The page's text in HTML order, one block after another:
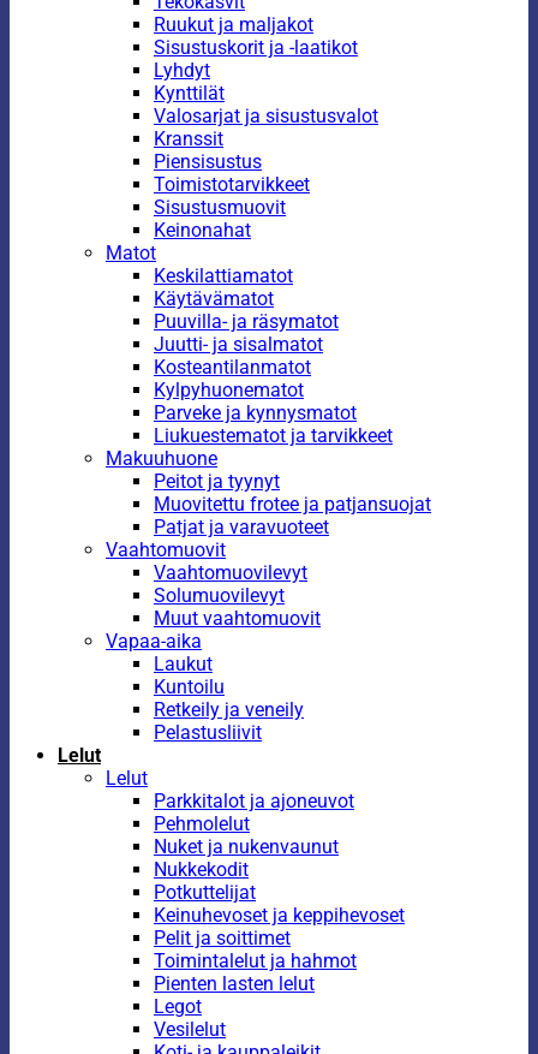
Ruukut ja maljakot
Sisustuskorit ja -laatikot
Lyhdyt
Kynttilät
Valosarjat ja sisustusvalot
Kranssit
Piensisustus
Toimistotarvikkeet
Sisustusmuovit
Keinonahat
Matot
Keskilattiamatot
Käytävämatot
Puuvilla- ja räsymatot
Juutti- ja sisalmatot
Kosteantilanmatot
Kylpyhuonematot
Parveke ja kynnysmatot
Liukuestematot ja tarvikkeet
Makuuhuone
Peitot ja tyynyt
Muovitettu frotee ja patjansuojat
Patjat ja varavuoteet
Vaahtomuovit
Vaahtomuovilevyt
Solumuovilevyt
Muut vaahtomuovit
Vapaa-aika
Laukut
Kuntoilu
Retkeily ja veneily
Pelastusliivit
Lelut
Lelut
Parkkitalot ja ajoneuvot
Pehmolelut
Nuket ja nukenvaunut
Nukkekodit
Potkuttelijat
Keinuhevoset ja keppihevoset
Pelit ja soittimet
Toimintalelut ja hahmot
Pienten lasten lelut
Legot
Vesilelut